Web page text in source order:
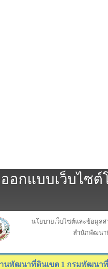
ออกแบบเว็บไซ
นโยบายเว็บไซต์และข้อมูล
สำนักพัฒนา
นพัฒนาที่ดินเขต 1 กรมพัฒนาที่